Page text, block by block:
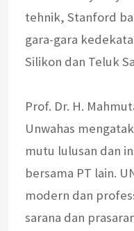
tehnik, Stanford
gara-gara
Silikon dan Teluk
Prof. Dr. H.
Unwahas
mutu lulusan dan
bersama PT lain.
modern dan
sarana dan